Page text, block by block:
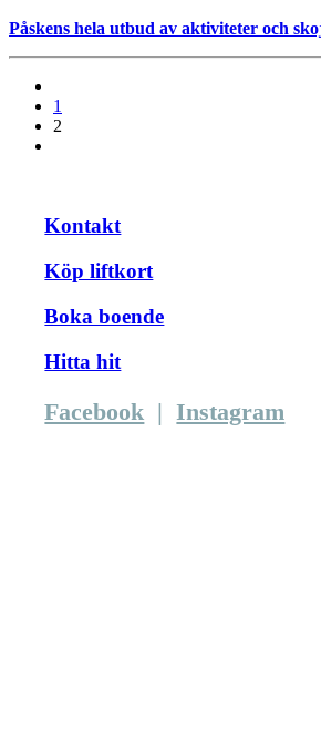
Påskens hela utbud av aktiviteter och
1
2
Kontakt
Köp liftkort
Boka boende
Hitta hit
Facebook |Instagram